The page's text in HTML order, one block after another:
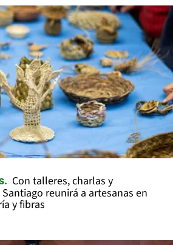
Con talleres, charlas y
reunirá a artesanas en
y fibras